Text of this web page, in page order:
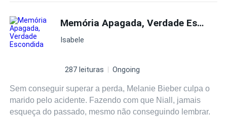
perfecto para un nuevo comienzo... o al menos eso
pensé, hasta que conocí a Matías. Desde ese primer
encuentro, sentí algo que no podía explicar, una conexión
se cruzaran. Su mundo, tan intrigante como oscuro,
pruebas que nunca imaginé. Un destino incierto nos
aguarda. ¿Podremos vencer juntos la sombra que
amenaza con separarnos? La historia apenas comienza...
Memória Apagada, Verdade Escondida
Isabele
287 leituras Ongoing
Sem conseguir superar a perda, Melanie Bieber culpa o
marido pelo acidente. Fazendo com que Niall, jamais
esqueça do passado, mesmo não conseguindo lembrar.